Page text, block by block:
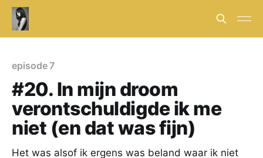
episode 7
#20. In mijn droom
verontschuldigde ik me
niet (en dat was fijn)
Het was alsof ik ergens was beland waar ik niet